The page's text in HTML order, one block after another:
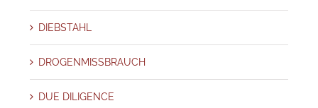
DIEBSTAHL
DROGENMISSBRAUCH
DUE DILIGENCE